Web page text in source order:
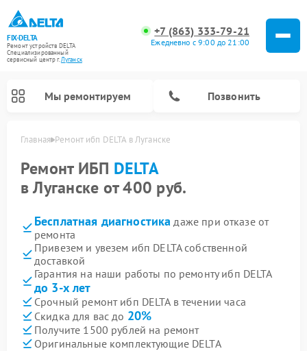
FIX-DELTA
Ремонт устройств DELTA
Специализированный
cервисный центр г.Луганск
+7 (863) 333-79-21
Ежедневно с 9:00 до 21:00
Мы ремонтируем Позвонить
Главная Ремонт ибп DELTA в Луганске
Ремонт ИБП DELTA
в Луганске от 400 руб.
Бесплатная диагностика даже при отказе от
ремонта
Привезем и увезем ибп DELTA собственной
доставкой
Гарантия на наши работы по ремонту ибп DELTA
до 3-х лет
Срочный ремонт ибп DELTA в течении часа
Скидка для вас до 20%
Получите 1500 рублей на ремонт
Оригинальные комплектующие DELTA